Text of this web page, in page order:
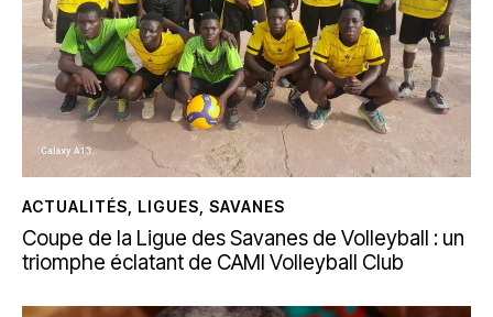
ACTUALITÉS LIGUES SAVANES
Coupe de la Ligue des Savanes de Volleyball : un
triomphe éclatant de CAMI Volleyball Club